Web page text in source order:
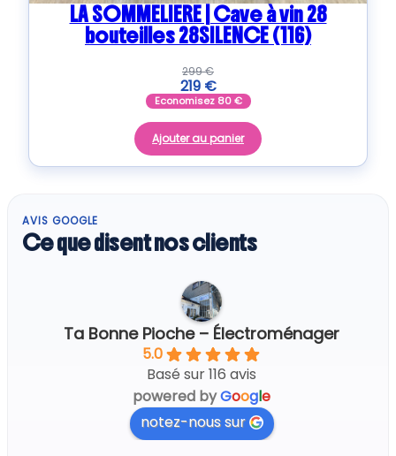
LA SOMMELIERE | Cave à vin 28
bouteilles 28SILENCE (116)
299€
219 €
Economisez 80€
Ajouter au panier
AVIS GOOGLE
Ce que disent nos clients
Ta Bonne Pioche – Électroménager
5.0
Basé sur 116 avis
powered byGoogle
notez-nous sur